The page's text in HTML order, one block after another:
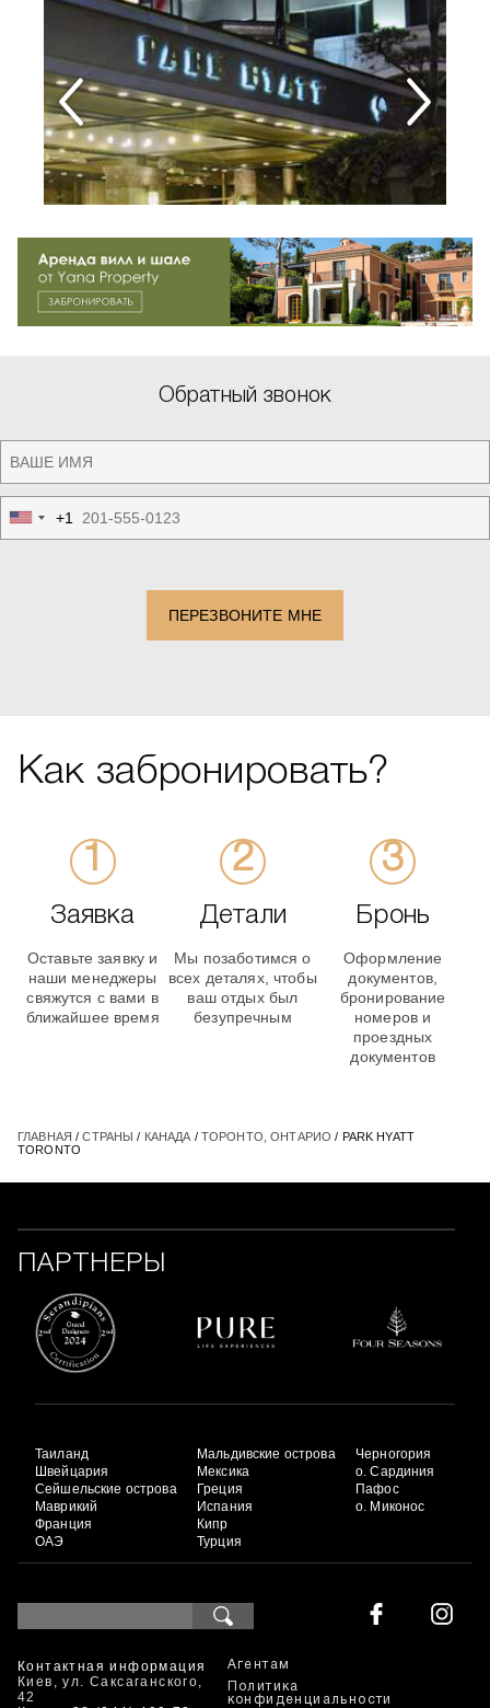
Обратный звонок
United
States
+1
ПЕРЕЗВОНИТЕ МНЕ
Как забронировать?
Заявка
Оставьте заявку и
наши менеджеры
свяжутся с вами в
ближайшее время
Детали
Мы позаботимся о
всех деталях, чтобы
ваш отдых был
безупречным
Бронь
Оформление
документов,
бронирование
номеров и
проездных
документов
ГЛАВНАЯ /СТРАНЫ / КАНАДА / ТОРОНТО, ОНТАРИО / PARK HYATT
TORONTO
ПАРТНЕРЫ
Таиланд
Швейцария
Сейшельские острова
Маврикий
Франция
ОАЭ
Мальдивские острова
Мексика
Греция
Испания
Кипр
Турция
Черногория
о. Сардиния
Пафос
о. Миконос
Контактная информация
Киев, ул. Саксаганского,
42
Агентам
Политика
конфиденциальности